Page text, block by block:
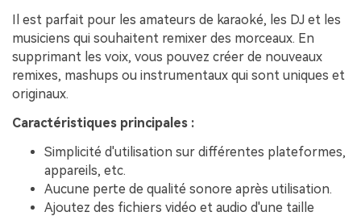
Il est parfait pour les amateurs de karaoké, les DJ et les
musiciens qui souhaitent remixer des morceaux. En
supprimant les voix, vous pouvez créer de nouveaux
remixes, mashups ou instrumentaux qui sont uniques et
originaux.
Caractéristiques principales :
Simplicité d'utilisation sur différentes plateformes,
appareils, etc.
Aucune perte de qualité sonore après utilisation.
Ajoutez des fichiers vidéo et audio d'une taille